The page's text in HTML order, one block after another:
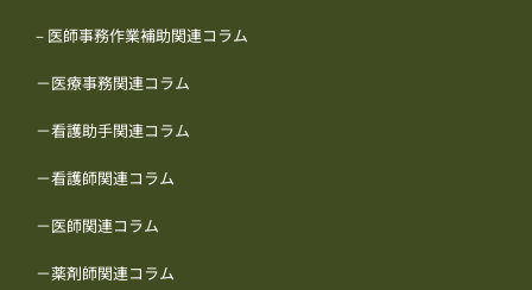
– 医師事務作業補助関連コラム
－医療事務関連コラム
－看護助手関連コラム
－看護師関連コラム
－医師関連コラム
－薬剤師関連コラム